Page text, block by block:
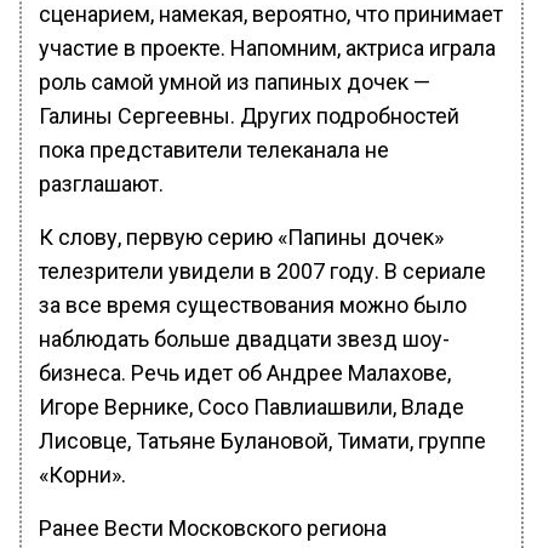
сценарием, намекая, вероятно, что принимает
участие в проекте. Напомним, актриса играла
роль самой умной из папиных дочек —
Галины Сергеевны. Других подробностей
пока представители телеканала не
разглашают.
К слову, первую серию «Папины дочек»
телезрители увидели в 2007 году. В сериале
за все время существования можно было
наблюдать больше двадцати звезд шоу-
бизнеса. Речь идет об Андрее Малахове,
Игоре Вернике, Сосо Павлиашвили, Владе
Лисовце, Татьяне Булановой, Тимати, группе
«Корни».
Ранее Вести Московского региона